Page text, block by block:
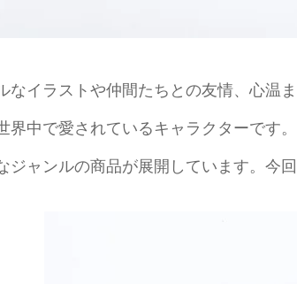
なイラストや仲間たちとの友情、心温
界中で愛されているキャラクターです
ジャンルの商品が展開しています。今